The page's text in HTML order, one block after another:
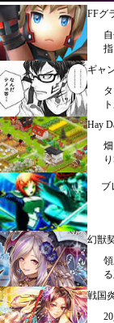
FFグ
指
ギャ
Hay
ブ
幻獣
戦国